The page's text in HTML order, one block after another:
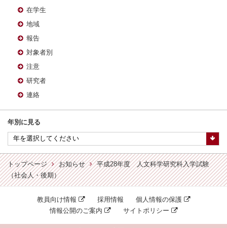
在学生
地域
報告
対象者別
注意
研究者
連絡
年別に見る
トップページ お知らせ
平成28年度 人文科学研究科入学試験
（社会人・後期）
教員向け情報 採用情報
個人情報の保護
情報公開のご案内
サイトポリシー